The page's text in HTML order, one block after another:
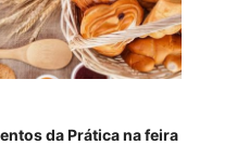
da Prática na feira